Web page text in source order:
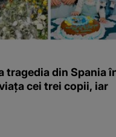
tragedia din Spania
cei trei copii, iar